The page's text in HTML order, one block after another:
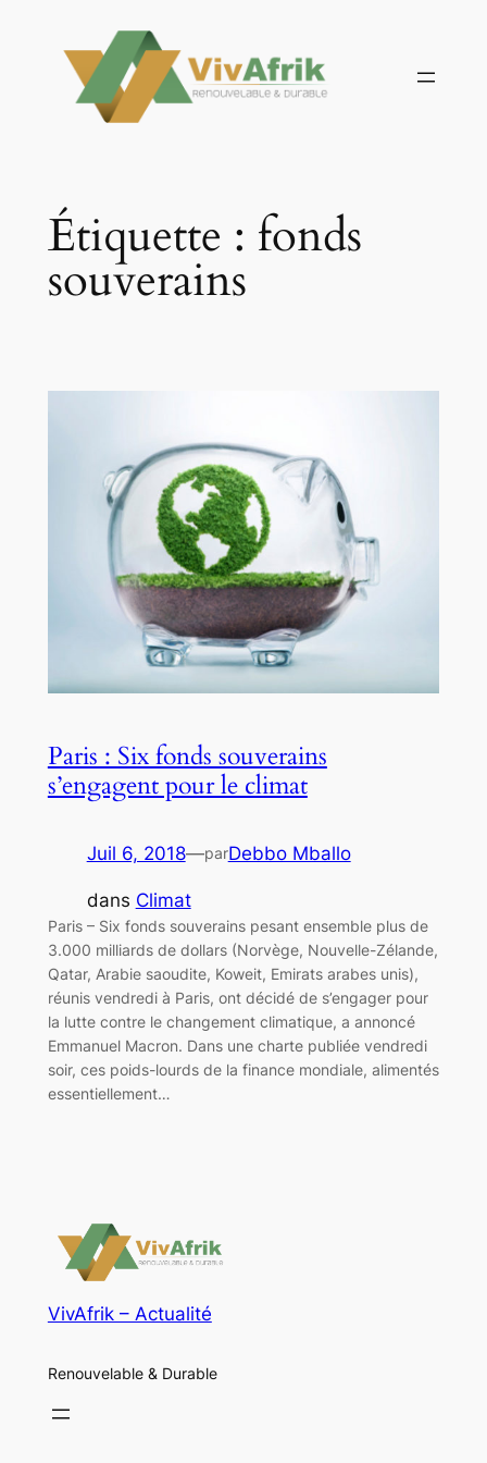
contenu
Étiquette : fonds
souverains
Paris : Six fonds souverains
s’engagent pour le climat
Juil 6, 2018—parDebbo Mballo
dans Climat
Paris – Six fonds souverains pesant ensemble plus de
3.000 milliards de dollars (Norvège, Nouvelle-Zélande,
Qatar, Arabie saoudite, Koweit, Emirats arabes unis),
réunis vendredi à Paris, ont décidé de s’engager pour
la lutte contre le changement climatique, a annoncé
Emmanuel Macron. Dans une charte publiée vendredi
soir, ces poids-lourds de la finance mondiale, alimentés
essentiellement…
VivAfrik – Actualité
Renouvelable & Durable